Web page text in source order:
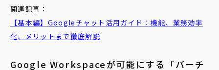
関連記事：
【基本編】 Google チャット 活用ガイド：機能、業務効率
化、メリットまで徹底解説
Google Workspaceが可能にする「バーチ